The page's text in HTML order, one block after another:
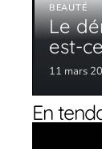
BEAUTÉ
Le
est-
11 mars
En